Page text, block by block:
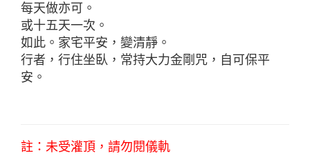
每天做亦可。
或十五天一次。
如此。家宅平安，變清靜。
行者，行住坐臥，常持大力金剛咒，自可保平
安。
註：未受灌頂，請勿閱儀軌